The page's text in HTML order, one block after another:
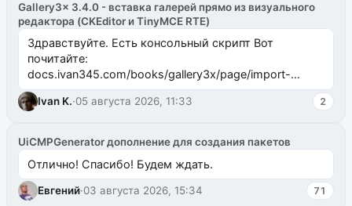
Gallery3x 3.4.0 - вставка галерей прямо из визуального
редактора (CKEditor и TinyMCE RTE)
Здравствуйте. Есть консольный скрипт Вот
почитайте:
docs.ivan345.com/books/gallery3x/page/import-
ms2galleryphp
Ivan K.·05 августа 2026, 11:33 2
UiCMPGenerator дополнение для создания пакетов
Отлично! Спасибо! Будем ждать.
Евгений·03 августа 2026, 15:34 71